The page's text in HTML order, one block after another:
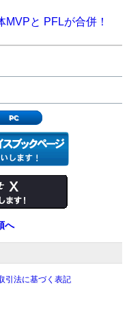
と PFLが合併！
PC
へ
引法に基づく表記